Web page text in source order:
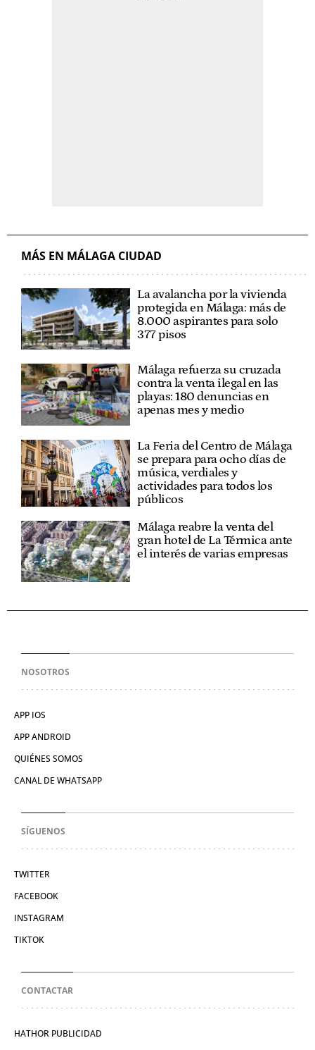
MÁS EN MÁLAGA CIUDAD
La avalancha por la vivienda
protegida en Málaga: más de
8.000 aspirantes para solo
377 pisos
Málaga refuerza su cruzada
contra la venta ilegal en las
playas: 180 denuncias en
apenas mes y medio
La Feria del Centro de Málaga
se prepara para ocho días de
música, verdiales y
actividades para todos los
públicos
Málaga reabre la venta del
gran hotel de La Térmica ante
el interés de varias empresas
NOSOTROS
APP IOS
APP ANDROID
QUIÉNES SOMOS
CANAL DE WHATSAPP
SÍGUENOS
TWITTER
FACEBOOK
INSTAGRAM
TIKTOK
CONTACTAR
HATHOR PUBLICIDAD